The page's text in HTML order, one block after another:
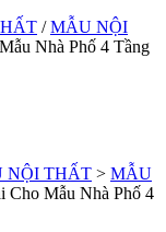
/MẪU NỘI
Nhà Phố 4 Tầng
NỘI THẤT > MẪU
Cho Mẫu Nhà Phố 4